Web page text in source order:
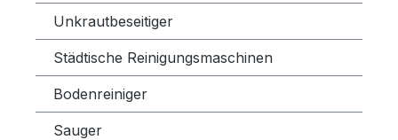
Unkrautbeseitiger
Städtische Reinigungsmaschinen
Bodenreiniger
Sauger